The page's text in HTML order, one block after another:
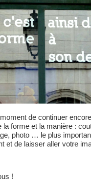
de continuer
la forme et la manière :
photo … le plus
et de laisser aller votre
!